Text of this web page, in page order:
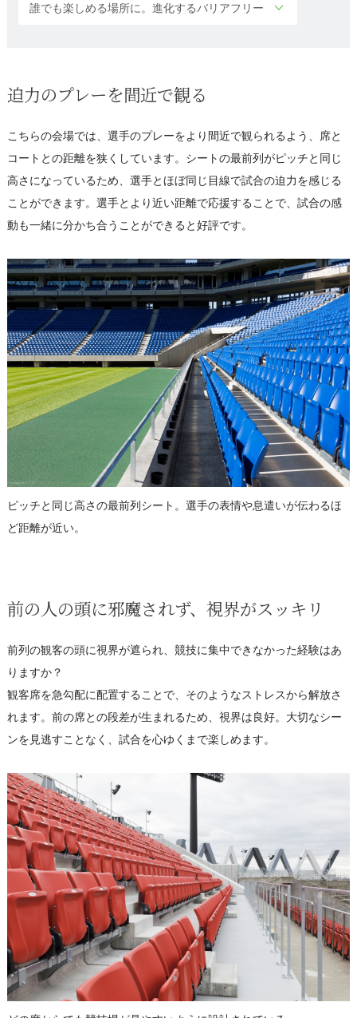
誰でも楽しめる場所に。進化するバリアフリー
迫力のプレーを間近で観る
こちらの会場では、選手のプレーをより間近で観られるよう、席と
コートとの距離を狭くしています。シートの最前列がピッチと同じ
高さになっているため、選手とほぼ同じ目線で試合の迫力を感じる
ことができます。選手とより近い距離で応援することで、試合の感
動も一緒に分かち合うことができると好評です。
ピッチと同じ高さの最前列シート。選手の表情や息遣いが伝わるほ
ど距離が近い。
前の人の頭に邪魔されず、視界がスッキリ
前列の観客の頭に視界が遮られ、競技に集中できなかった経験はあ
りますか？
観客席を急勾配に配置することで、そのようなストレスから解放さ
れます。前の席との段差が生まれるため、視界は良好。大切なシー
ンを見逃すことなく、試合を心ゆくまで楽しめます。